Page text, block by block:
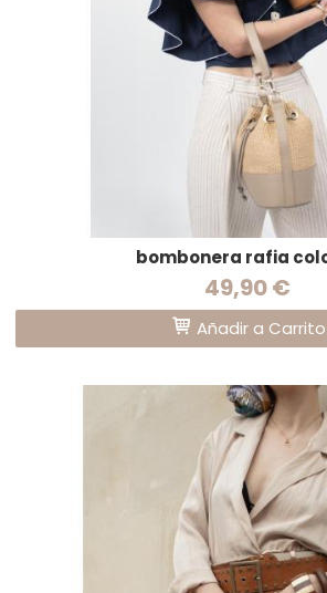
bombonera rafia
49,90 €
Añadir a Carrito